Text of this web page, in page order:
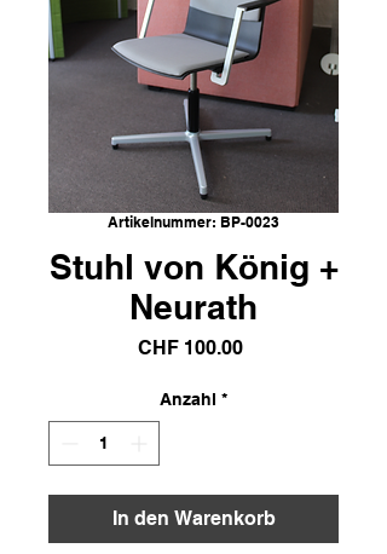
Artikelnummer: BP-0023
Stuhl von König +
Neurath
CHF 100.00Preis
Anzahl *
In den Warenkorb